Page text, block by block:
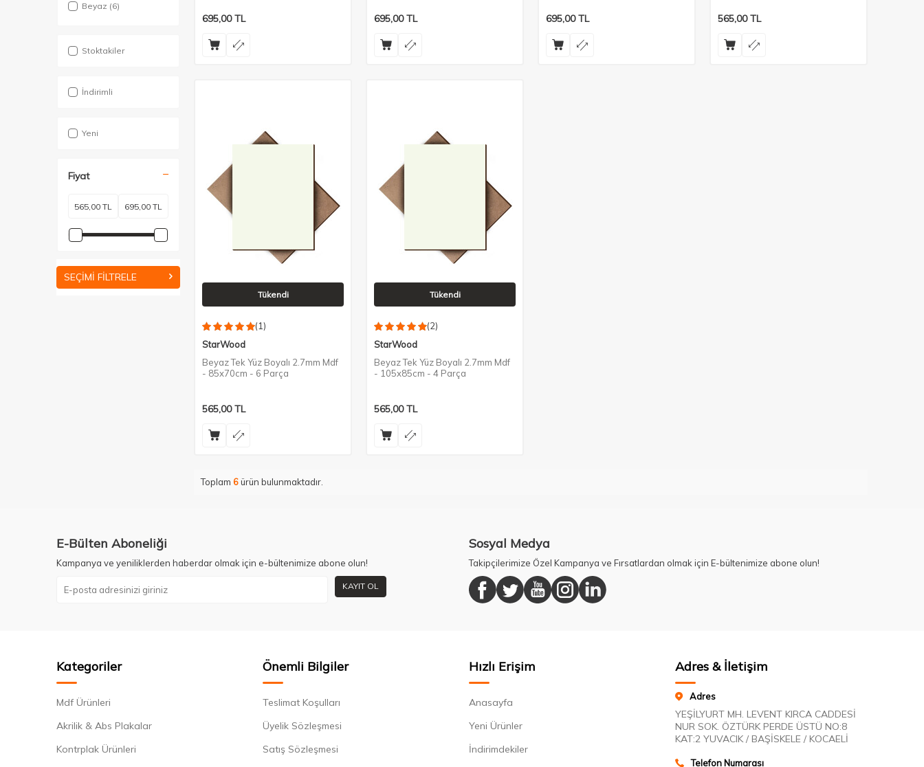
Beyaz (6)
Stoktakiler
İndirimli
Yeni
Fiyat
SEÇIMI FILTRELE
695,00TL 695,00TL 695,00TL 565,00TL
Tükendi
(1)
StarWood
Beyaz Tek Yüz Boyalı 2.7mm Mdf
- 85x70cm - 6 Parça
565,00TL
Tükendi
(2)
StarWood
Beyaz Tek Yüz Boyalı 2.7mm Mdf
- 105x85cm - 4 Parça
565,00TL
Toplam 6ürün bulunmaktadır.
E-Bülten Aboneliği
Kampanya ve yeniliklerden haberdar olmak için e-bültenimize abone olun!
KAYIT OL
Sosyal Medya
Takipçilerimize Özel Kampanya ve Fırsatlardan olmak için E-bültenimize abone olun!
Kategoriler
Mdf Ürünleri
Akrilik & Abs Plakalar
Kontrplak Ürünleri
Önemli Bilgiler
Teslimat Koşulları
Üyelik Sözleşmesi
Satış Sözleşmesi
Hızlı Erişim
Anasayfa
Yeni Ürünler
İndirimdekiler
Adres & İletişim
Adres
YEŞİLYURT MH. LEVENT KIRCA CADDESİ
NUR SOK. ÖZTÜRK PERDE ÜSTÜ NO:8
KAT:2 YUVACIK / BAŞİSKELE / KOCAELİ
Telefon Numarası